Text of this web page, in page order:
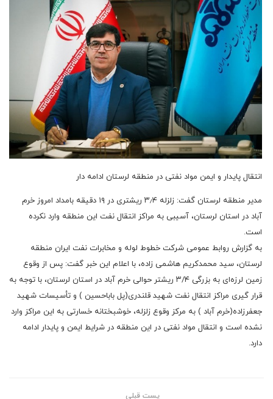
انتقال پایدار و ایمن مواد نفتی در منطقه لرستان ادامه دار
مدیر منطقه لرستان گفت: زلزله ۳٫۴ ریشتری در ۱۹ دقیقه بامداد امروز خرم
آباد در استان لرستان، آسیبی به مراکز انتقال نفت این منطقه وارد نکرده
است.
به گزارش روابط عمومی شرکت خطوط لوله و مخابرات نفت ایران منطقه
لرستان، سید محمدکریم هاشمی زاده، با اعلام این خبر گفت: پس از وقوع
زمین لرزه‌ای به بزرگی ۳/۴ ریشتر حوالی خرم آباد در استان لرستان، با توجه به
قرار گیری مراکز انتقال نفت شهید قلندری(پل باباحسین ) و تأسیسات شهید
جعفرزاده(خرم آباد ) به مرکز وقوع زلزله، خوشبختانه خسارتی به این مراکز وارد
نشده است و انتقال مواد نفتی در این منطقه در شرایط ایمن و پایدار ادامه
دارد.
پست قبلی